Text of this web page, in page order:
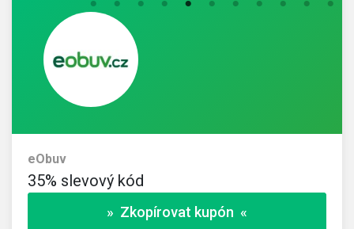
eObuv
35% slevový kód
» Zkopírovat kupón «